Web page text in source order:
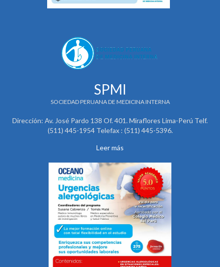
SPMI
SOCIEDAD PERUANA DE MEDICINA INTERNA
Dirección: Av. José Pardo 138 Of. 401. Miraflores Lima-Perú Telf.
(511) 445-1954 Telefax : (511) 445-5396.
Leer más